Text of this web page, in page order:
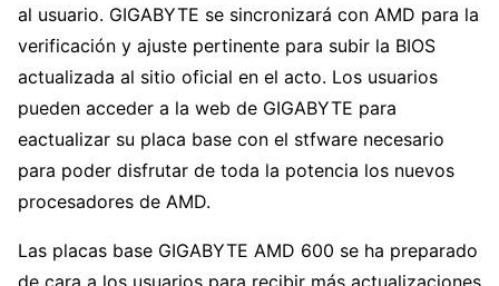
al usuario. GIGABYTE se sincronizará con AMD para la
verificación y ajuste pertinente para subir la BIOS
actualizada al sitio oficial en el acto. Los usuarios
pueden acceder a la web de GIGABYTE para
eactualizar su placa base con el stfware necesario
para poder disfrutar de toda la potencia los nuevos
procesadores de AMD.
Las placas base GIGABYTE AMD 600 se ha preparado